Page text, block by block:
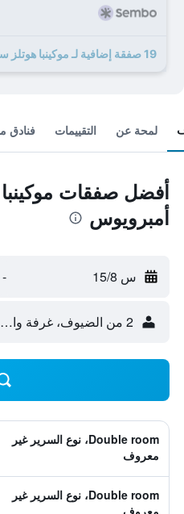
19 صفقة إضافية لـ موكينبا هوتلز سانت أمبرويوس
لمحة عن التقييمات فنادق
أفضل صفقات
أمبرويوس
س 15/8 -
2 من الضيوف، غرفة واحدة
Double room، نوع السرير غير
معروف
Double room، نوع السرير غير
معروف